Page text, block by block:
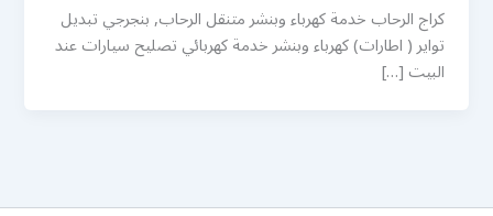
كراج الرحاب خدمة كهرباء وبنشر متنقل الرحاب, بنجرجي تبديل
تواير ( اطارات) كهرباء وبنشر خدمة كهربائي تصليح سيارات عند
البيت […]